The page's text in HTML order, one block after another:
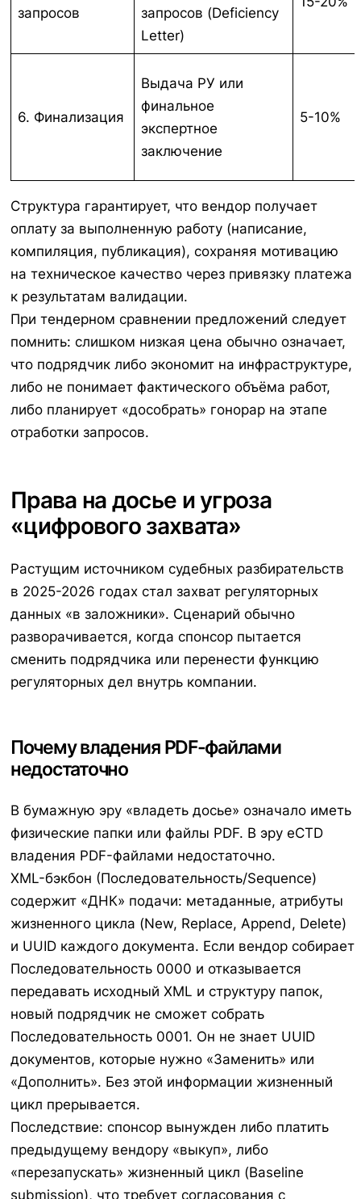
запросов
запросов (Deficiency
Letter)
6. Финализация
Выдача РУ или
финальное
экспертное
заключение
5-10%
Структура гарантирует, что вендор получает
оплату за выполненную работу (написание,
компиляция, публикация), сохраняя мотивацию
на техническое качество через привязку платежа
к результатам валидации.
При тендерном сравнении предложений следует
помнить: слишком низкая цена обычно означает,
что подрядчик либо экономит на инфраструктуре,
либо не понимает фактического объёма работ,
либо планирует «дособрать» гонорар на этапе
отработки запросов.
Права на досье и угроза
«цифрового захвата»
Растущим источником судебных разбирательств
в 2025-2026 годах стал захват регуляторных
данных «в заложники». Сценарий обычно
разворачивается, когда спонсор пытается
сменить подрядчика или перенести функцию
регуляторных дел внутрь компании.
Почему владения PDF-файлами
недостаточно
В бумажную эру «владеть досье» означало иметь
физические папки или файлы PDF. В эру eCTD
владения PDF-файлами недостаточно.
XML-бэкбон (Последовательность/Sequence)
содержит «ДНК» подачи: метаданные, атрибуты
жизненного цикла (New, Replace, Append, Delete)
и UUID каждого документа. Если вендор собирает
Последовательность 0000 и отказывается
передавать исходный XML и структуру папок,
новый подрядчик не сможет собрать
Последовательность 0001. Он не знает UUID
документов, которые нужно «Заменить» или
«Дополнить». Без этой информации жизненный
цикл прерывается.
Последствие: спонсор вынужден либо платить
предыдущему вендору «выкуп», либо
«перезапускать» жизненный цикл (Baseline
submission), что требует согласования с